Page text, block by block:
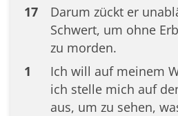
17
Darum zückt er
Schwert, um ohne
zu morden.
1
Ich will auf meinem
ich stelle mich auf
aus, um zu sehen,